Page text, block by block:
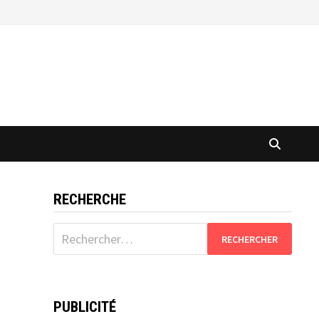
RECHERCHE
Rechercher :
PUBLICITÉ